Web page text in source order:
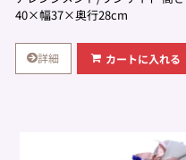
40×幅37×奥行28cm
詳細 カートに入れる